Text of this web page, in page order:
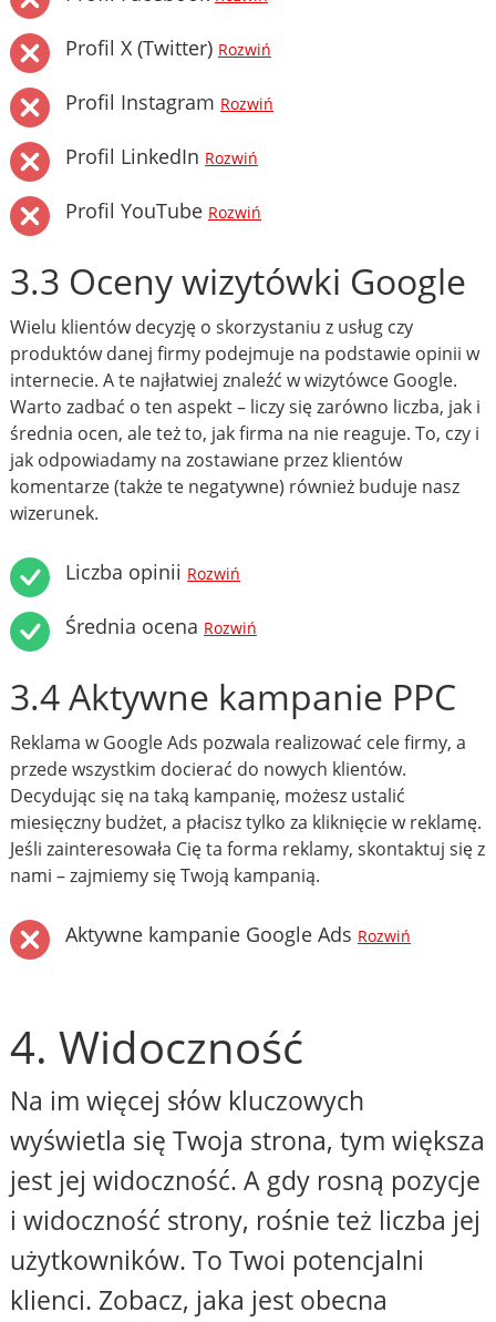
Profil X (Twitter) Rozwiń
Profil Instagram Rozwiń
Profil LinkedIn Rozwiń
Profil YouTube Rozwiń
3.3 Oceny wizytówki Google
Wielu klientów decyzję o skorzystaniu z usług czy
produktów danej firmy podejmuje na podstawie opinii w
internecie. A te najłatwiej znaleźć w wizytówce Google.
Warto zadbać o ten aspekt – liczy się zarówno liczba, jak i
średnia ocen, ale też to, jak firma na nie reaguje. To, czy i
jak odpowiadamy na zostawiane przez klientów
komentarze (także te negatywne) również buduje nasz
wizerunek.
Liczba opinii Rozwiń
Średnia ocena Rozwiń
3.4 Aktywne kampanie PPC
Reklama w Google Ads pozwala realizować cele firmy, a
przede wszystkim docierać do nowych klientów.
Decydując się na taką kampanię, możesz ustalić
miesięczny budżet, a płacisz tylko za kliknięcie w reklamę.
Jeśli zainteresowała Cię ta forma reklamy, skontaktuj się z
nami – zajmiemy się Twoją kampanią.
Aktywne kampanie Google Ads Rozwiń
4. Widoczność
Na im więcej słów kluczowych
wyświetla się Twoja strona, tym większa
jest jej widoczność. A gdy rosną pozycje
i widoczność strony, rośnie też liczba jej
użytkowników. To Twoi potencjalni
klienci. Zobacz, jaka jest obecna